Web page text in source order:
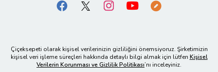
Çiçeksepeti olarak kişisel verilerinizin gizliliğini önemsiyoruz. Şirketimizin
kişisel veri işleme süreçleri hakkında detaylı bilgi almak için lütfen Kişisel
Verilerin Korunması ve Gizlilik Politikası’nı inceleyiniz.